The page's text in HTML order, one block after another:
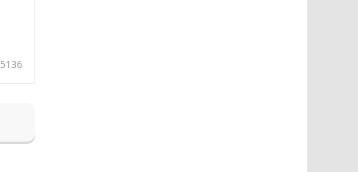
5136